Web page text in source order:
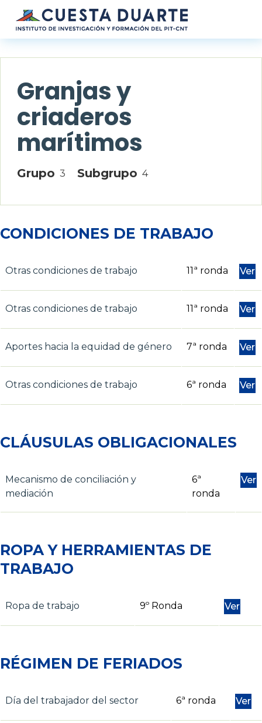
Pasar al contenido principal
Granjas y
criaderos
marítimos
Grupo 3 Subgrupo 4
CONDICIONES DE TRABAJO
Otras condiciones de trabajo 11ª ronda Ver
Otras condiciones de trabajo 11ª ronda Ver
Aportes hacia la equidad de género 7ª ronda Ver
Otras condiciones de trabajo 6ª ronda Ver
CLÁUSULAS OBLIGACIONALES
Mecanismo de conciliación y
mediación
6ª
ronda
Ver
ROPA Y HERRAMIENTAS DE
TRABAJO
Ropa de trabajo 9º Ronda Ver
RÉGIMEN DE FERIADOS
Día del trabajador del sector 6ª ronda Ver